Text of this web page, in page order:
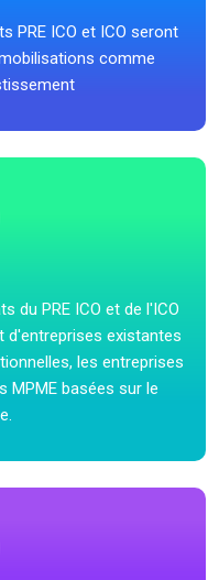
PRE ICO et ICO seront
comme
du PRE ICO et de l'ICO
d'entreprises existantes
les entreprises
MPME basées sur le